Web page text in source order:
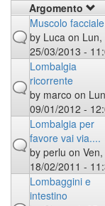
Argomento
Muscolo facciale
by Luca on Lun,
25/03/2013 -
Lombalgia
ricorrente
by marco on
09/01/2012 -
Lombalgia per
favore vai via....
by perlu on Ven,
18/02/2011 -
Lombaggini e
intestino